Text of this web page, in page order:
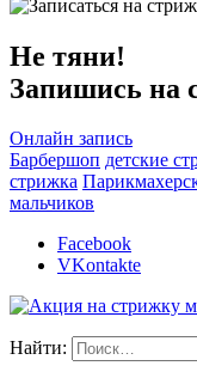
Не тяни!
Запишись на
Онлайн запись
Барбершоп детские
стрижка
мальчиков
Facebook
VKontakte
Найти: